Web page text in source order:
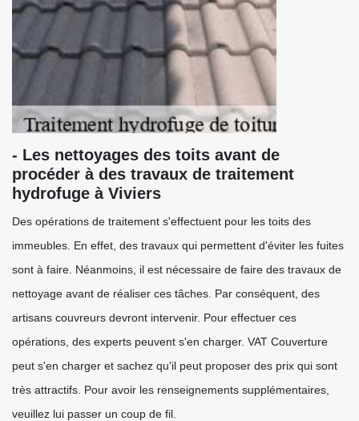
- Les nettoyages des toits avant de
procéder à des travaux de traitement
hydrofuge à Viviers
Des opérations de traitement s'effectuent pour les toits des
immeubles. En effet, des travaux qui permettent d'éviter les fuites
sont à faire. Néanmoins, il est nécessaire de faire des travaux de
nettoyage avant de réaliser ces tâches. Par conséquent, des
artisans couvreurs devront intervenir. Pour effectuer ces
opérations, des experts peuvent s'en charger. VAT Couverture
peut s'en charger et sachez qu'il peut proposer des prix qui sont
très attractifs. Pour avoir les renseignements supplémentaires,
veuillez lui passer un coup de fil.